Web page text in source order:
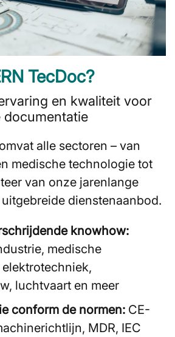
TecDoc?
en kwaliteit voor
alle sectoren – van
medische technologie tot
van onze jarenlange
dienstenaanbod.
knowhow:
medische
luchtvaart en meer
conform de normen: CE-
MDR, IEC